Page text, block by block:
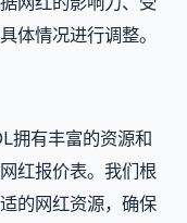
体情况进行调整。
拥有丰富的资源和
红报价表。我们根
的网红资源，确保